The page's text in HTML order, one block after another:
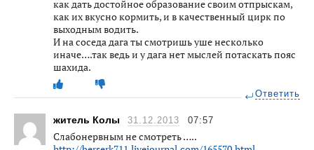
как дать достойное образование своим отпрыскам,
как их вкусно кормить, и в качественный цирк по
выходным водить.
И на соседа дага ты смотришь уше несколько
иначе….так ведь и у дага нет мыслей потаскать пояс
шахида.
Ответить
житель Колы 31.12.2013 07:57
Слабонервным не смотреть …..